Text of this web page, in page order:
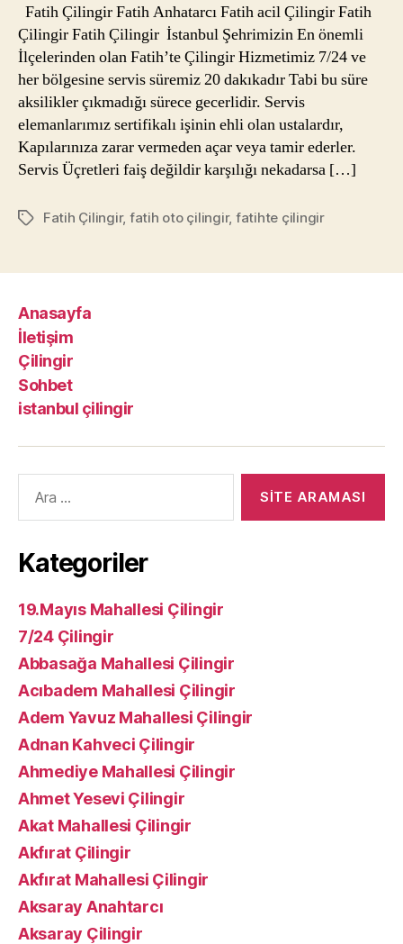
Fatih Çilingir Fatih Anhatarcı Fatih acil Çilingir Fatih
Çilingir Fatih Çilingir İstanbul Şehrimizin En önemli
İlçelerinden olan Fatih’te Çilingir Hizmetimiz 7/24 ve
her bölgesine servis süremiz 20 dakıkadır Tabi bu süre
aksilikler çıkmadığı sürece gecerlidir. Servis
elemanlarımız sertifikalı işinin ehli olan ustalardır,
Kapılarınıza zarar vermeden açar veya tamir ederler.
Servis Üçretleri faiş değildir karşılığı nekadarsa […]
EtiketlerFatih Çilingir, fatih oto çilingir, fatihte çilingir
Anasayfa
İletişim
Çilingir
Sohbet
istanbul çilingir
yap:
Kategoriler
19.Mayıs Mahallesi Çilingir
7/24 Çilingir
Abbasağa Mahallesi Çilingir
Acıbadem Mahallesi Çilingir
Adem Yavuz Mahallesi Çilingir
Adnan Kahveci Çilingir
Ahmediye Mahallesi Çilingir
Ahmet Yesevi Çilingir
Akat Mahallesi Çilingir
Akfırat Çilingir
Akfırat Mahallesi Çilingir
Aksaray Anahtarcı
Aksaray Çilingir